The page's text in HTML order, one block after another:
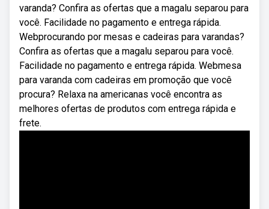
varanda? Confira as ofertas que a magalu separou para
você. Facilidade no pagamento e entrega rápida.
Webprocurando por mesas e cadeiras para varandas?
Confira as ofertas que a magalu separou para você.
Facilidade no pagamento e entrega rápida. Webmesa
para varanda com cadeiras em promoção que você
procura? Relaxa na americanas você encontra as
melhores ofertas de produtos com entrega rápida e
frete.